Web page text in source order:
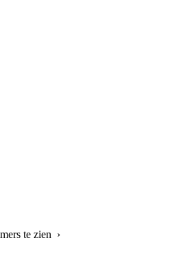
te zien ›